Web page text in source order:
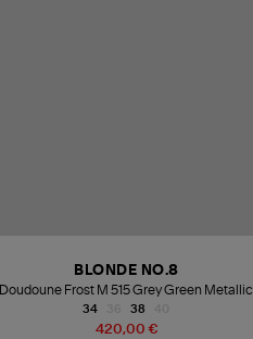
420,00 €
BLONDE NO.8
Doudoune Frost M 515 Grey Green Metallic
34 38